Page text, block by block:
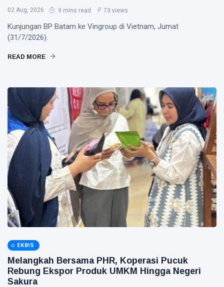
02 Aug, 2026 9 mins read 73 views
Kunjungan BP Batam ke Vingroup di Vietnam, Jumat
(31/7/2026).
READ MORE
EKBIS
Melangkah Bersama PHR, Koperasi Pucuk
Rebung Ekspor Produk UMKM Hingga Negeri
Sakura